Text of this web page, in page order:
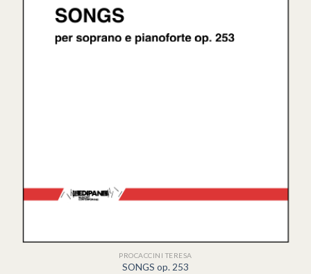
PROCACCINI TERESA
SONGS op. 253